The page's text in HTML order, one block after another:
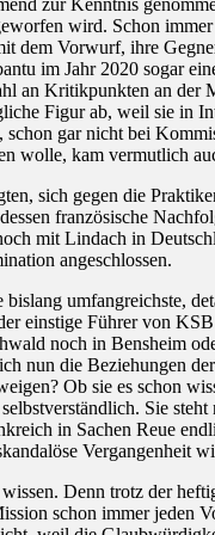
wird. Schon immer
dem Vorwurf, ihre
im Jahr 2020 sogar
an Kritikpunkten an der
Figur ab, weil sie in
gar nicht bei
wolle, kam vermutlich
sich gegen die
französische
mit Lindach in
angeschlossen.
umfangreichste,
einstige Führer von
noch in Bensheim
nun die Beziehungen
Ob sie es schon
Sie
in Sachen Reue
Vergangenheit
Denn trotz der
schon immer jeden